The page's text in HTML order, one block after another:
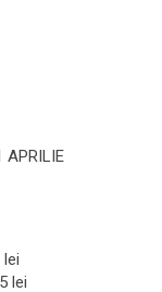
APRILIE
lei